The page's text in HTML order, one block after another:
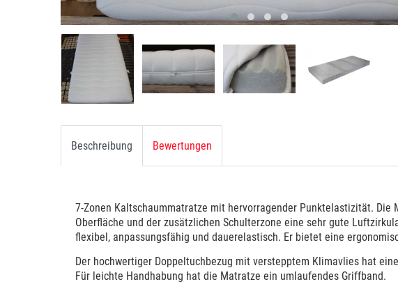
Beschreibung Bewertungen
7-Zonen Kaltschaummatratze mit hervorragender Punktelastizität.
Oberfläche und der zusätzlichen Schulterzone eine sehr gute
flexibel, anpassungsfähig und dauerelastisch. Er bietet eine
Der hochwertiger Doppeltuchbezug mit verstepptem Klimavlies hat
Für leichte Handhabung hat die Matratze ein umlaufendes Griffband.